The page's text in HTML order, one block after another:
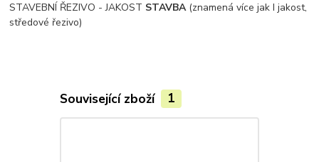
STAVEBNÍ ŘEZIVO - JAKOST STAVBA (znamená více jak I jakost,
středové řezivo)
Související zboží 1